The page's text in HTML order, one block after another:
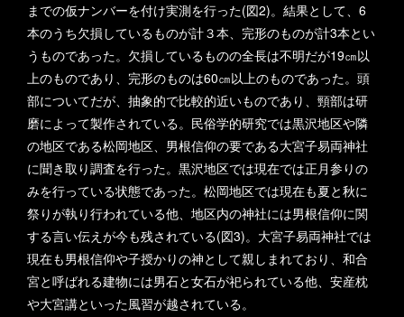
までの仮ナンバーを付け実測を行った(図2)。結果として、6
本のうち欠損しているものが計３本、完形のものが計3本とい
うものであった。欠損しているものの全長は不明だが19㎝以
上のものであり、完形のものは60㎝以上のものであった。頭
部についてだが、抽象的で比較的近いものであり、頸部は研
磨によって製作されている。民俗学的研究では黒沢地区や隣
の地区である松岡地区、男根信仰の要である大宮子易両神社
に聞き取り調査を行った。黒沢地区では現在では正月参りの
みを行っている状態であった。松岡地区では現在も夏と秋に
祭りが執り行われている他、地区内の神社には男根信仰に関
する言い伝えが今も残されている(図3)。大宮子易両神社では
現在も男根信仰や子授かりの神として親しまれており、和合
宮と呼ばれる建物には男石と女石が祀られている他、安産枕
や大宮講といった風習が越されている。